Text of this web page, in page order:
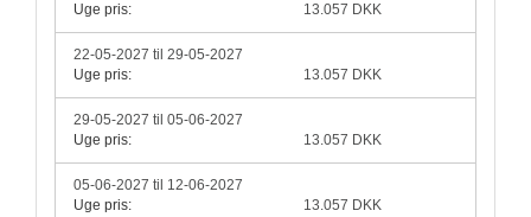
Uge pris:
13.057 DKK
22-05-2027 til 29-05-2027
Uge pris:
13.057 DKK
29-05-2027 til 05-06-2027
Uge pris:
13.057 DKK
05-06-2027 til 12-06-2027
Uge pris:
13.057 DKK